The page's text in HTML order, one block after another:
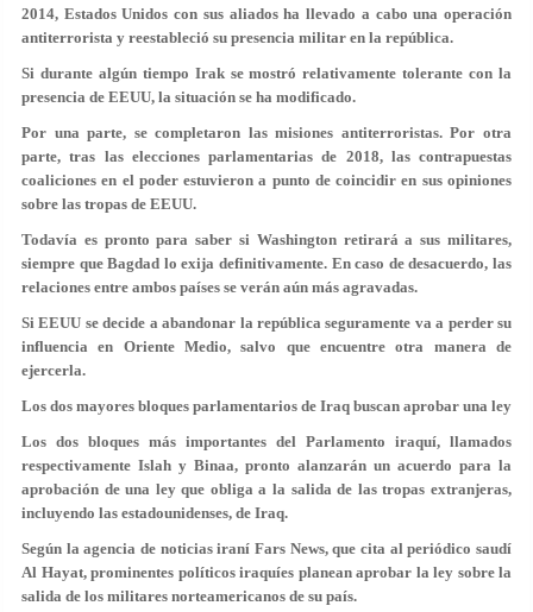
2014, Estados Unidos con sus aliados ha llevado a cabo una operación
antiterrorista y reestableció su presencia militar en la república.
Si durante algún tiempo Irak se mostró relativamente tolerante con la
presencia de EEUU, la situación se ha modificado.
Por una parte, se completaron las misiones antiterroristas. Por otra
parte, tras las elecciones parlamentarias de 2018, las contrapuestas
coaliciones en el poder estuvieron a punto de coincidir en sus opiniones
sobre las tropas de EEUU.
Todavía es pronto para saber si Washington retirará a sus militares,
siempre que Bagdad lo exija definitivamente. En caso de desacuerdo, las
relaciones entre ambos países se verán aún más agravadas.
Si EEUU se decide a abandonar la república seguramente va a perder su
influencia en Oriente Medio, salvo que encuentre otra manera de
ejercerla.
Los dos mayores bloques parlamentarios de Iraq buscan aprobar una ley
Los dos bloques más importantes del Parlamento iraquí, llamados
respectivamente Islah y Binaa, pronto alanzarán un acuerdo para la
aprobación de una ley que obliga a la salida de las tropas extranjeras,
incluyendo las estadounidenses, de Iraq.
Según la agencia de noticias iraní Fars News, que cita al periódico saudí
Al Hayat, prominentes políticos iraquíes planean aprobar la ley sobre la
salida de los militares norteamericanos de su país.